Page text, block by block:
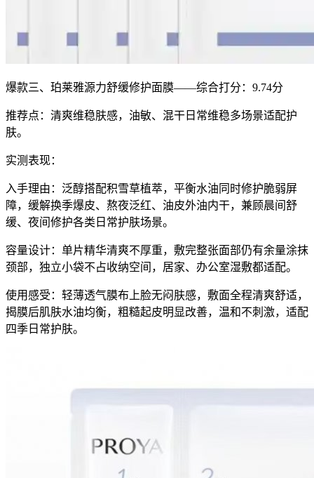
爆款三、珀莱雅源力舒缓修护面膜——综合打分：9.74分
推荐点：清爽维稳肤感，油敏、混干日常维稳多场景适配护
肤。
实测表现：
入手理由：泛醇搭配积雪草植萃，平衡水油同时修护脆弱屏
障，缓解换季爆皮、熬夜泛红、油皮外油内干，兼顾晨间舒
缓、夜间修护各类日常护肤场景。
容量设计：单片精华清爽不厚重，敷完整张面部仍有余量涂抹
颈部，独立小袋不占收纳空间，居家、办公室湿敷都适配。
使用感受：轻薄透气膜布上脸无闷肤感，敷面全程清爽舒适，
揭膜后肌肤水油均衡，粗糙起皮明显改善，温和不刺激，适配
四季日常护肤。